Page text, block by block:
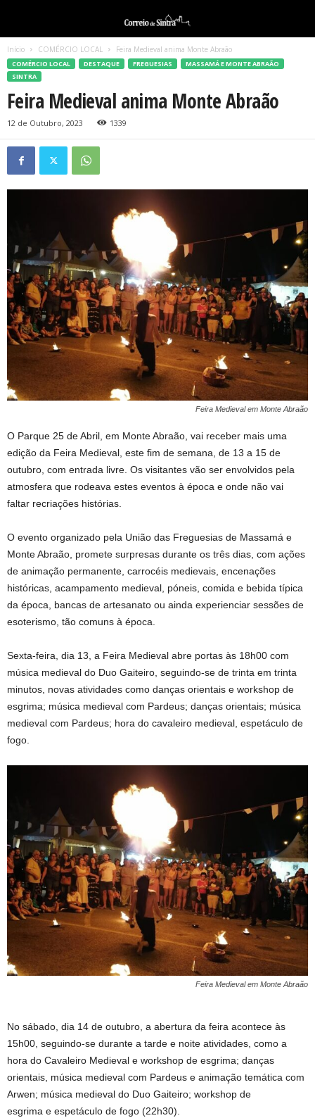
Início COMÉRCIO LOCAL Feira Medieval anima Monte Abraão
COMÉRCIO LOCAL DESTAQUE FREGUESIAS
MASSAMÁ E MONTE ABRAÃO
SINTRA
Feira Medieval anima Monte Abraão
12 de Outubro, 2023 1339
Feira Medieval em Monte Abraão
O Parque 25 de Abril, em Monte Abraão, vai receber mais uma
edição da Feira Medieval, este fim de semana, de 13 a 15 de
outubro, com entrada livre. Os visitantes vão ser envolvidos pela
atmosfera que rodeava estes eventos à época e onde não vai
faltar recriações histórias.
O evento organizado pela União das Freguesias de Massamá e
Monte Abraão, promete surpresas durante os três dias, com ações
de animação permanente, carrocéis medievais, encenações
históricas, acampamento medieval, póneis, comida e bebida típica
da época, bancas de artesanato ou ainda experienciar sessões de
esoterismo, tão comuns à época.
Sexta-feira, dia 13, a Feira Medieval abre portas às 18h00 com
música medieval do Duo Gaiteiro, seguindo-se de trinta em trinta
minutos, novas atividades como danças orientais e workshop de
esgrima; música medieval com Pardeus; danças orientais; música
medieval com Pardeus; hora do cavaleiro medieval, espetáculo de
fogo.
Feira Medieval em Monte Abraão
No sábado, dia 14 de outubro, a abertura da feira acontece às
15h00, seguindo-se durante a tarde e noite atividades, como a
hora do Cavaleiro Medieval e workshop de esgrima; danças
orientais, música medieval com Pardeus e animação temática com
Arwen; música medieval do Duo Gaiteiro; workshop de
esgrima e espetáculo de fogo (22h30).